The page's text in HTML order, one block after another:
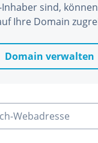
sind,
Ihre Domain
Domain verwalten
Webadresse